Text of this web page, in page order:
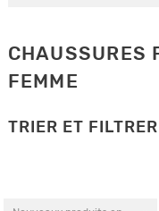
CHAUSSURES
FEMME
TRIER ET FILTRER